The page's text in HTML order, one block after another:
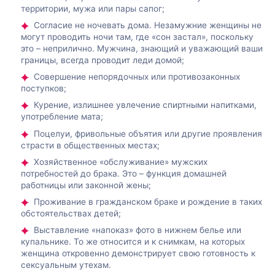
территории, мужа или пары сапог;
Согласие не ночевать дома. Незамужние женщины не
могут проводить ночи там, где «сон застал», поскольку
это – неприлично. Мужчина, знающий и уважающий ваши
границы, всегда проводит леди домой;
Совершение непорядочных или противозаконных
поступков;
Курение, излишнее увлечение спиртными напитками,
употребление мата;
Поцелуи, фривольные объятия или другие проявления
страсти в общественных местах;
Хозяйственное «обслуживание» мужских
потребностей до брака. Это – функция домашней
работницы или законной жены;
Проживание в гражданском браке и рождение в таких
обстоятельствах детей;
Выставление «напоказ» фото в нижнем белье или
купальнике. То же относится и к снимкам, на которых
женщина откровенно демонстрирует свою готовность к
сексуальным утехам.